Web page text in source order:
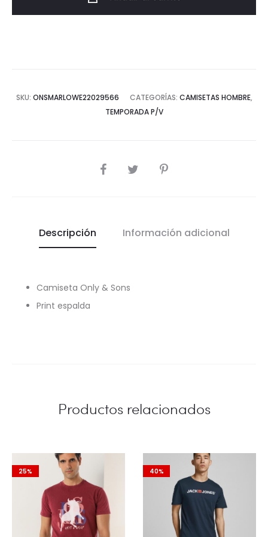
SKU: ONSMARLOWE22029566 CATEGORÍAS: CAMISETAS HOMBRE,
TEMPORADA P/V
COMPARTIR
Descripción Información adicional
Camiseta Only & Sons
Print espalda
Productos relacionados
25% 40%